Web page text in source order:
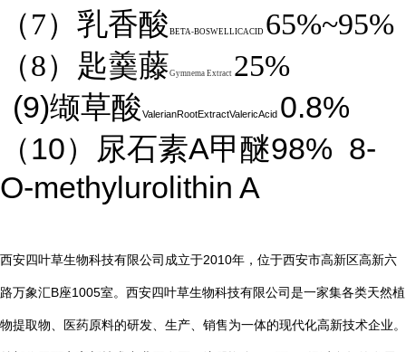
（7）乳香酸 BETA-BOSWELLICACID 65%~95%
（8）匙羹藤Gymnema Extract 25%
(9)缬草酸ValerianRootExtractValericAcid 0.8%
（10）尿石素A甲醚98% 8-
O-methylurolithin A
西安四叶草生物科技有限公司成立于2010年，位于西安市高新区高新六
路万象汇B座1005室。西安四叶草生物科技有限公司是一家集各类天然植
物提取物、医药原料的研发、生产、销售为一体的现代化高新技术企业。